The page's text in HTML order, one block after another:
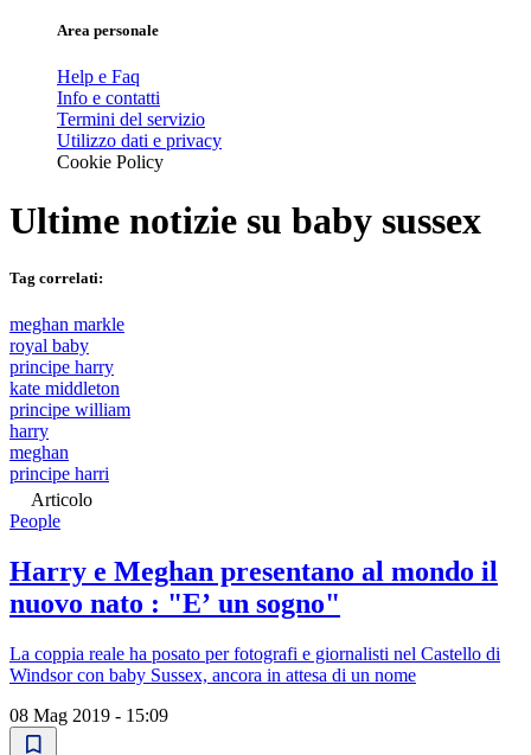
Area personale
Help e Faq
Info e contatti
Termini del servizio
Utilizzo dati e privacy
Cookie Policy
Ultime notizie su baby sussex
Tag correlati:
meghan markle
royal baby
principe harry
kate middleton
principe william
harry
meghan
principe harri
Articolo
People
Harry e Meghan presentano al mondo il
nuovo nato : "Eʼ un sogno"
La coppia reale ha posato per fotografi e giornalisti nel Castello di
Windsor con baby Sussex, ancora in attesa di un nome
08 Mag 2019 - 15:09